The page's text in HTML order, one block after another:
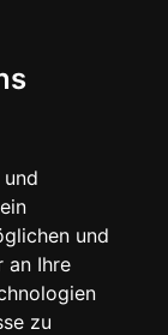
und
an Ihre
zu